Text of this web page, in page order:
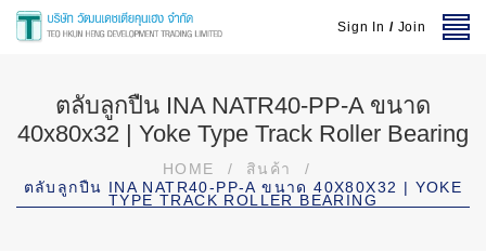
Sign In / Join
ตลับลูกปืน INA NATR40-PP-A ขนาด
40x80x32 | Yoke Type Track Roller Bearing
HOME / สินค้า
/
ตลับลูกปืน INA NATR40-PP-A ขนาด 40X80X32 | YOKE
TYPE TRACK ROLLER BEARING